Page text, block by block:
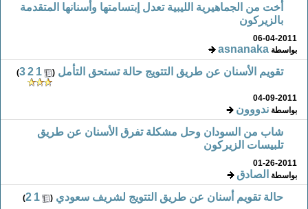
أخت من الجماهيرية الليبية تعدل إبتسامتها وأسنانها المتقدمة
بالزيركون
06-04-2011
بواسطةasnanaka
تقويم الأسنان عن طريق التتويج حالة تستحق التأمل ‏
(
1
2
3
)
04-09-2011
بواسطةندووون
شاب من السودان وحل مشكلة تفرق الأسنان عن طريق
تلبيسات الزيركون
01-26-2011
بواسطةالصادق
حالة تقويم أسنان عن طريق التتويج لشريف سعودي‏
(
1
2
)